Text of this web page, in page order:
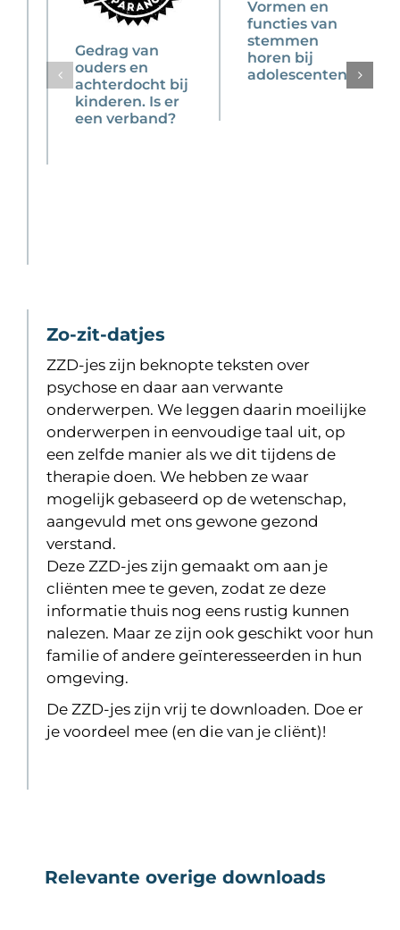
Gedrag van
ouders en
achterdocht bij
kinderen. Is er
een verband?
Vormen en
functies van
stemmen
horen bij
adolescenten
Zo-zit-datjes
ZZD-jes zijn beknopte teksten over
psychose en daar aan verwante
onderwerpen. We leggen daarin moeilijke
onderwerpen in eenvoudige taal uit, op
een zelfde manier als we dit tijdens de
therapie doen. We hebben ze waar
mogelijk gebaseerd op de wetenschap,
aangevuld met ons gewone gezond
verstand.
Deze ZZD-jes zijn gemaakt om aan je
cliënten mee te geven, zodat ze deze
informatie thuis nog eens rustig kunnen
nalezen. Maar ze zijn ook geschikt voor hun
familie of andere geïnteresseerden in hun
omgeving.
De ZZD-jes zijn vrij te downloaden. Doe er
je voordeel mee (en die van je cliënt)!
Relevante overige downloads